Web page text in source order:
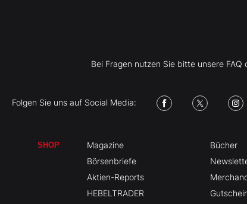
Bei Fragen nutzen Sie bitte unsere
Folgen Sie uns auf Social Media:
SHOP
Magazine
Börsenbriefe
Aktien-Reports
HEBELTRADER
Bücher